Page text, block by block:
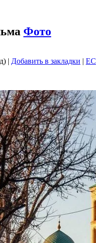
Фото
| Добавить в закладки | EC